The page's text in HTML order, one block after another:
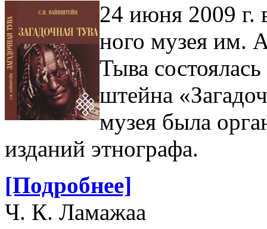
24 июня 2009 г.
ного музея им.
Тыва
штей­на
музея была
изданий этнографа.
[Подробнее]
Ч. К. Ламажаа